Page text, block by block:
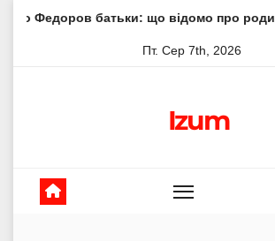
батьки: що відомо про родину політика
Пт. Сер 7th, 2026
Izum